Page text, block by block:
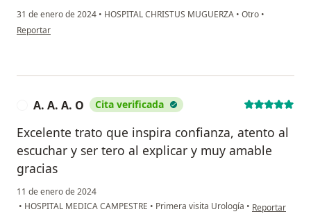
31 de enero de 2024 • HOSPITAL CHRISTUS MUGUERZA • Otro •
en opinión del usuario José Manuel Romero
Reportar
A. A. A. O Cita verificada
Excelente trato que inspira confianza, atento al
escuchar y ser tero al explicar y muy amable
gracias
11 de enero de 2024
• HOSPITAL MEDICA CAMPESTRE • Primera visita Urología • en opinión del
Reportar